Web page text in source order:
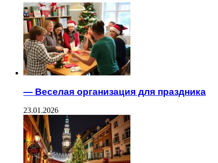
— Веселая организация для праздника
23.01.2026